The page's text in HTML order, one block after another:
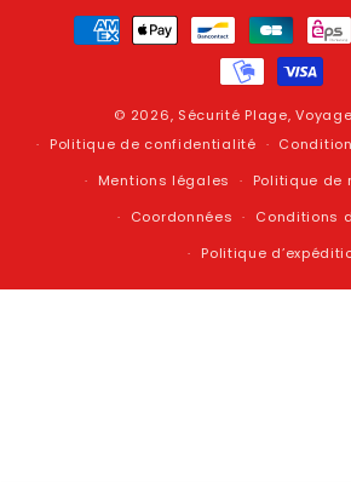
Moyens
© 2026, Sécurité Plage,
Politique de confidentialité
Mentions légales
Politique de
Coordonnées
Conditions
Politique